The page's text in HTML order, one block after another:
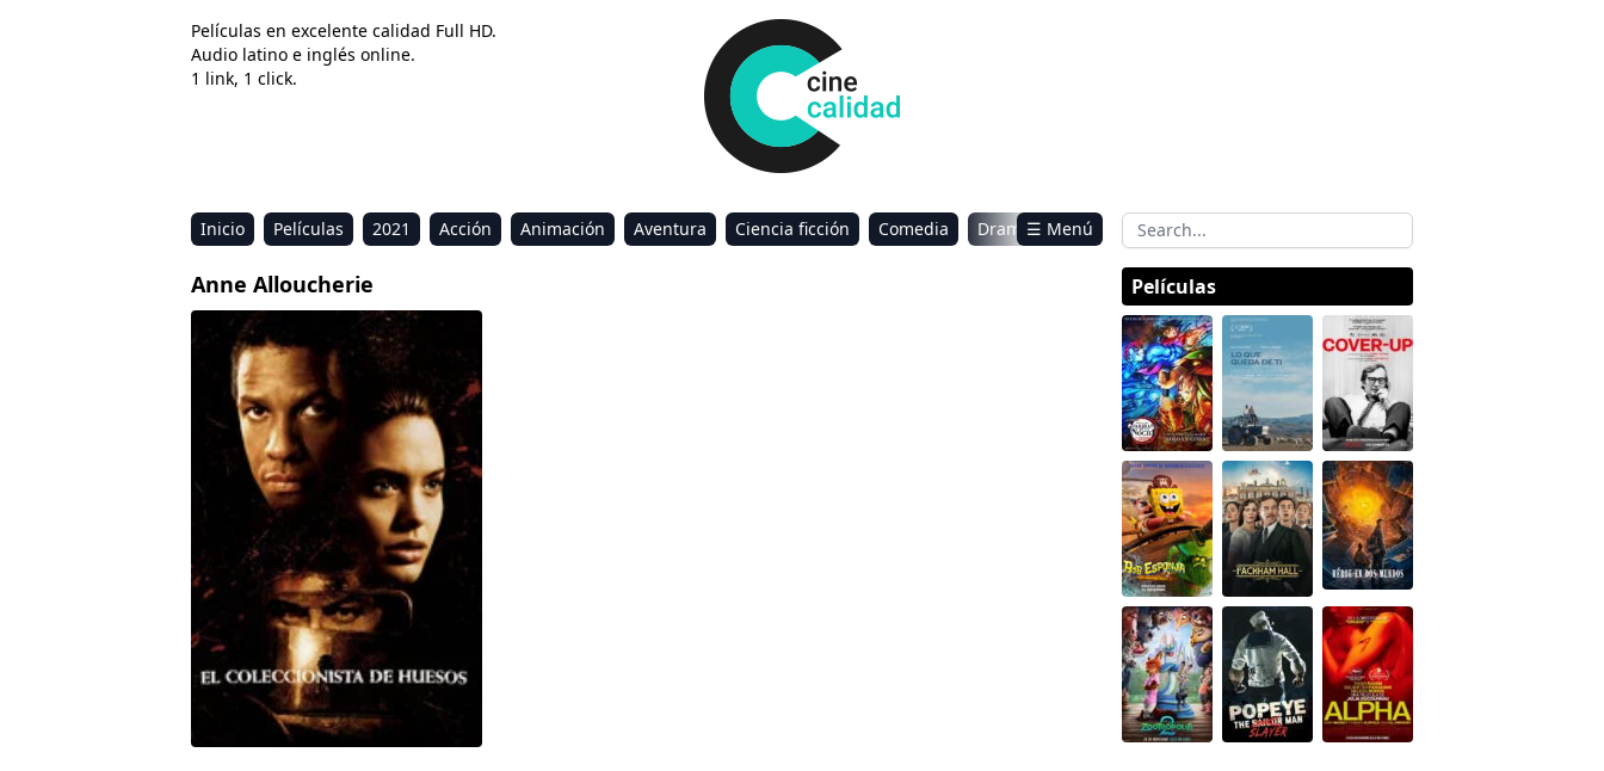
Películas en excelente calidad Full HD.
Audio latino e inglés online.
1 link, 1 click.
Inicio Películas 2021 Acción Animación Aventura Ciencia ficción Comedia
Drama
Estreno
Kids Música
☰ Menú
Anne Alloucherie
El coleccionista de huesos
Películas